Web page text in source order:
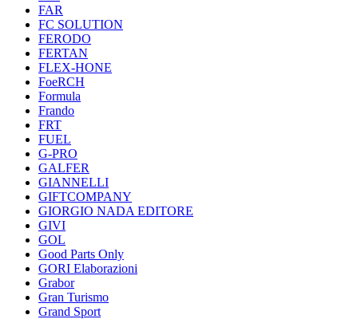
FAR
FC SOLUTION
FERODO
FERTAN
FLEX-HONE
FoeRCH
Formula
Frando
FRT
FUEL
G-PRO
GALFER
GIANNELLI
GIFTCOMPANY
GIORGIO NADA EDITORE
GIVI
GOL
Good Parts Only
GORI Elaborazioni
Grabor
Gran Turismo
Grand Sport